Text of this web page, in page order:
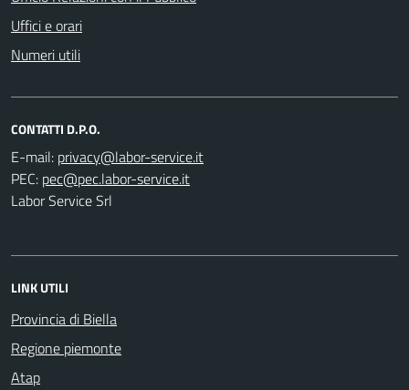
Uffici e orari
Numeri utili
CONTATTI D.P.O.
E-mail:
PEC:
Labor Service Srl
LINK UTILI
Provincia di Biella
Regione piemonte
Atap